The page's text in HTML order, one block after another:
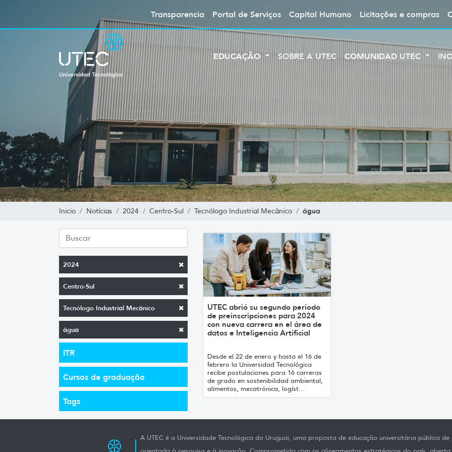
Transparencia Portal de Serviços Capital Humano Licitações e compras
EDUCAÇÃO SOBRE A UTEC COMUNIDAD UTEC
Inicio Notícias 2024 Centro-Sul Tecnólogo Industrial Mecânico água
2024
Centro-Sul
Tecnólogo Industrial Mecânico
água
ITR
Cursos de graduação
Tags
UTEC abrió su segundo período
de preinscripciones para 2024
con nueva carrera en el área de
datos e Inteligencia Artificial
Desde el 22 de enero y hasta el 16 de
febrero la Universidad Tecnológica
recibe postulaciones para 16 carreras
de grado en sostenibilidad ambiental,
alimentos, mecatrónica, logíst...
A UTEC é a Universidade Tecnológica do Uruguai, uma proposta de educação universitária pública